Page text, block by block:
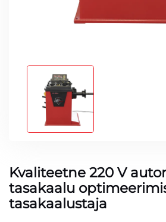
Kvaliteetne 220 V
tasakaalu
tasakaalustaja